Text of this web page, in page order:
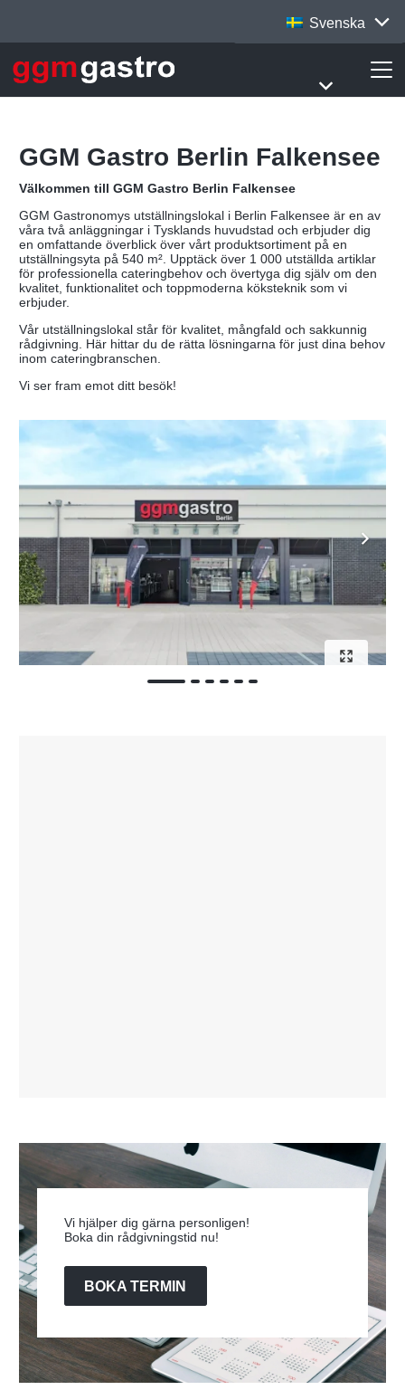
Svenska
GGM Gastro Berlin Falkensee
Välkommen till GGM Gastro Berlin Falkensee
GGM Gastronomys utställningslokal i Berlin Falkensee är en av
våra två anläggningar i Tysklands huvudstad och erbjuder dig
en omfattande överblick över vårt produktsortiment på en
utställningsyta på 540 m². Upptäck över 1 000 utställda artiklar
för professionella cateringbehov och övertyga dig själv om den
kvalitet, funktionalitet och toppmoderna köksteknik som vi
erbjuder.
Vår utställningslokal står för kvalitet, mångfald och sakkunnig
rådgivning. Här hittar du de rätta lösningarna för just dina behov
inom cateringbranschen.
Vi ser fram emot ditt besök!
Vi hjälper dig gärna personligen!
Boka din rådgivningstid nu!
BOKA TERMIN